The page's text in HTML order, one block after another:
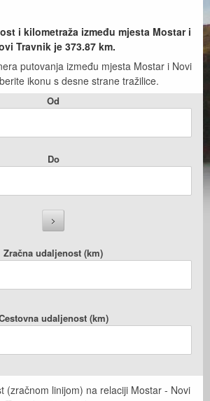
i kilometraža između mjesta Mostar i
Travnik je 373.87km.
putovanja između mjesta Mostar i Novi
ikonu s desne strane tražilice.
Od
Do
Zračna udaljenost (km)
udaljenost (km)
(zračnom linijom) na relaciji Mostar - Novi